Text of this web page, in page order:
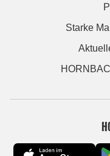
Starke